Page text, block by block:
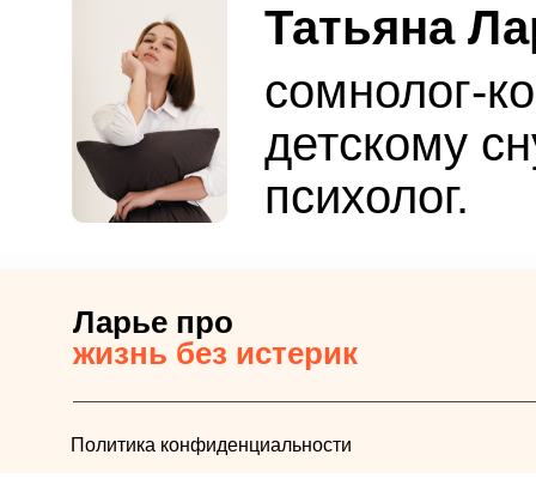
Татьяна
сомнолог-
детскому
психолог.
Политика конфиденциальности
Ларье про
жизнь без истерик